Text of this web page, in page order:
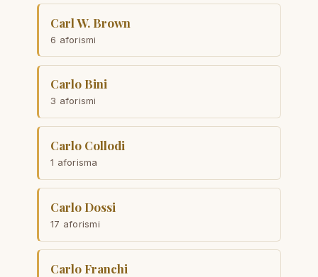
Carl W. Brown
6 aforismi
Carlo Bini
3 aforismi
Carlo Collodi
1 aforisma
Carlo Dossi
17 aforismi
Carlo Franchi